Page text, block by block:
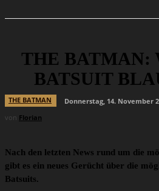
THE BATMAN:
BATSUIT
THE BATMAN
Donnerstag, 14. November
von Florian
Nach den letzten News rund um die
gibt es ein neues Gerücht über die
Batsuits.